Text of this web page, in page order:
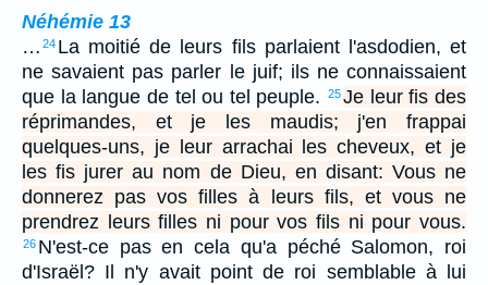
Néhémie 13
… 24 La moitié de leurs fils parlaient l'asdodien, et
ne savaient pas parler le juif; ils ne connaissaient
que la langue de tel ou tel peuple.
25Je leur fis des
réprimandes, et je les maudis; j'en frappai
quelques-uns, je leur arrachai les cheveux, et je
les fis jurer au nom de Dieu, en disant: Vous ne
donnerez pas vos filles à leurs fils, et vous ne
prendrez leurs filles ni pour vos fils ni pour vous.
26 N'est-ce pas en cela qu'a péché Salomon, roi
d'Israël? Il n'y avait point de roi semblable à lui